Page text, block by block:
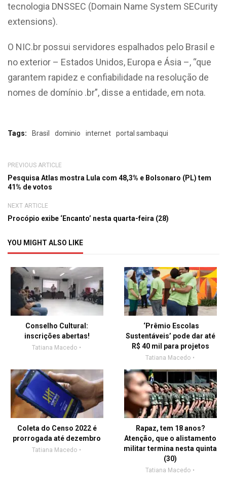
tecnologia DNSSEC (Domain Name System SECurity
extensions).
O NIC.br possui servidores espalhados pelo Brasil e
no exterior – Estados Unidos, Europa e Ásia –, “que
garantem rapidez e confiabilidade na resolução de
nomes de domínio .br”, disse a entidade, em nota.
Tags: Brasil dominio internet portal sambaqui
PREVIOUS ARTICLE
Pesquisa Atlas mostra Lula com 48,3% e Bolsonaro (PL) tem
41% de votos
NEXT ARTICLE
Procópio exibe ‘Encanto’ nesta quarta-feira (28)
YOU MIGHT ALSO LIKE
Conselho Cultural:
inscrições abertas!
Tatiana Macedo
‘Prêmio Escolas
Sustentáveis’ pode dar até
R$ 40 mil para projetos
Tatiana Macedo
Coleta do Censo 2022 é
prorrogada até dezembro
Tatiana Macedo
Rapaz, tem 18 anos?
Atenção, que o alistamento
militar termina nesta quinta
(30)
Tatiana Macedo